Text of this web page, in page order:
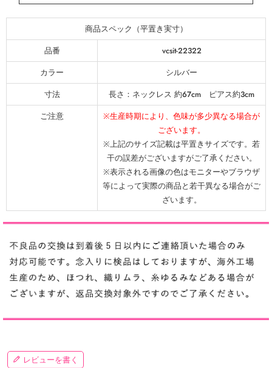
商品スペック（平置き実寸）
品番
vcsit-22322
カラー
シルバー
寸法
長さ：ネックレス 約67cm ピアス約3cm
ご注意
※生産時期により、色味が多少異なる場合が
ございます。
※上記のサイズ記載は平置きサイズです。若
干の誤差がございますがご了承ください。
※表示される画像の色はモニターやブラウザ
等によって実際の商品と若干異なる場合がご
ざいます。
レビューを書く